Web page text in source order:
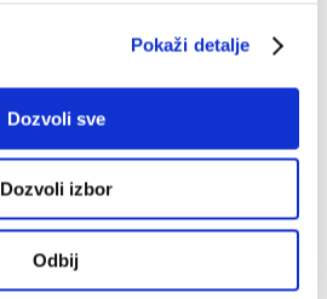
Pokaži detalje
Dozvoli sve
Dozvoli izbor
Odbij